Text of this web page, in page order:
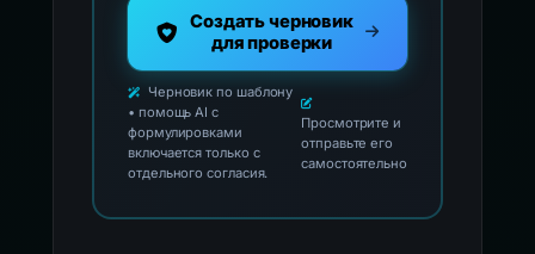
Создать черновик
для проверки
Черновик по шаблону
• помощь AI с
формулировками
включается только с
отдельного согласия.
Просмотрите и
отправьте его
самостоятельно